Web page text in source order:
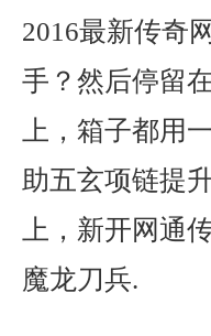
2016最新传奇
手？然后停留
上，箱子都用
助五玄项链提
上，新开网通
魔龙刀兵.